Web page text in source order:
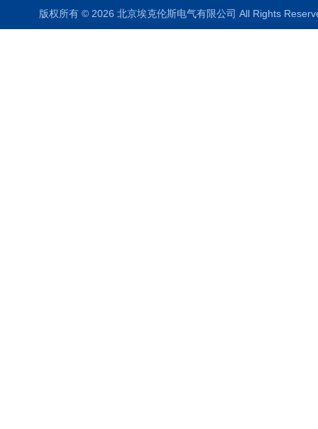
版权所有 © 2026 北京埃克伦斯电气有限公司 All Rights